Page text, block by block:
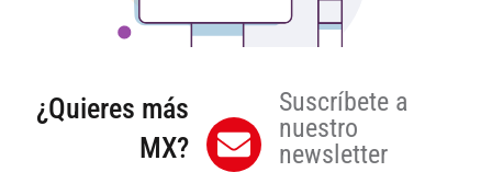
¿Quieres más
MX?
Suscríbete a
nuestro
newsletter